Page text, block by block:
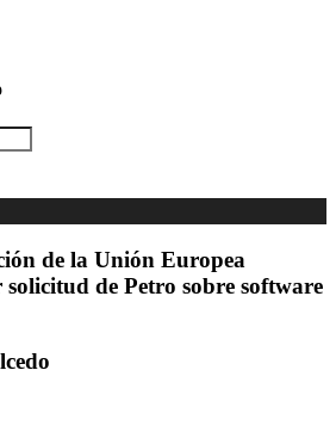
de la Unión Europea
de Petro sobre software